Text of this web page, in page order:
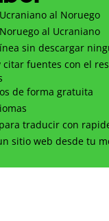
al Noruego
al Ucraniano
sin descargar
citar fuentes con el
de forma gratuita
traducir con
sitio web desde tu